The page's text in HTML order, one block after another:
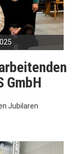
GmbH
Jubilaren